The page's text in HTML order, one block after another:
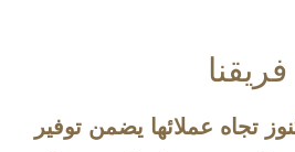
فريقنا
تجاه عملائها يضمن توفير